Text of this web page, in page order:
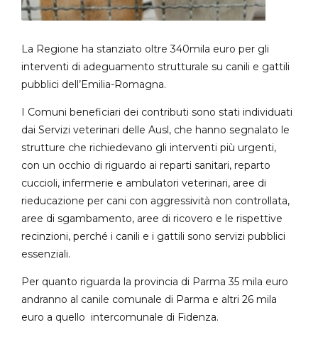
La Regione ha stanziato oltre 340mila euro per gli
interventi di adeguamento strutturale su canili e gattili
pubblici dell’Emilia-Romagna.
I Comuni beneficiari dei contributi sono stati individuati
dai Servizi veterinari delle Ausl, che hanno segnalato le
strutture che richiedevano gli interventi più urgenti,
con un occhio di riguardo ai reparti sanitari, reparto
cuccioli, infermerie e ambulatori veterinari, aree di
rieducazione per cani con aggressività non controllata,
aree di sgambamento, aree di ricovero e le rispettive
recinzioni, perché i canili e i gattili sono servizi pubblici
essenziali.
Per quanto riguarda la provincia di Parma 35 mila euro
andranno al canile comunale di Parma e altri 26 mila
euro a quello intercomunale di Fidenza.